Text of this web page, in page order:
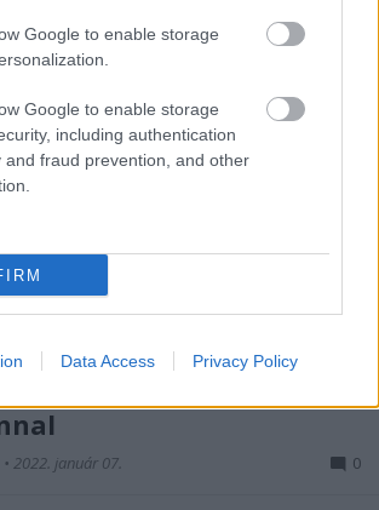
Google to enable storage
Google to enable storage
including authentication
and fraud prevention, and other
Data Access Privacy Policy
• 2022. január 07. 0